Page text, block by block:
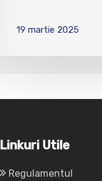
19 martie 2025
Linkuri Utile
Regulamentul